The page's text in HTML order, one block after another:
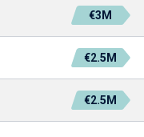
€3M
€2.5M
€2.5M